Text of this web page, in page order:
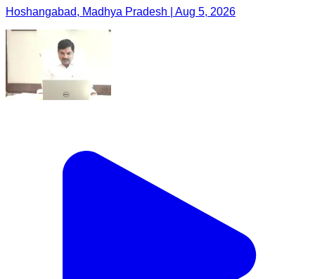
Hoshangabad, Madhya Pradesh | Aug 5, 2026